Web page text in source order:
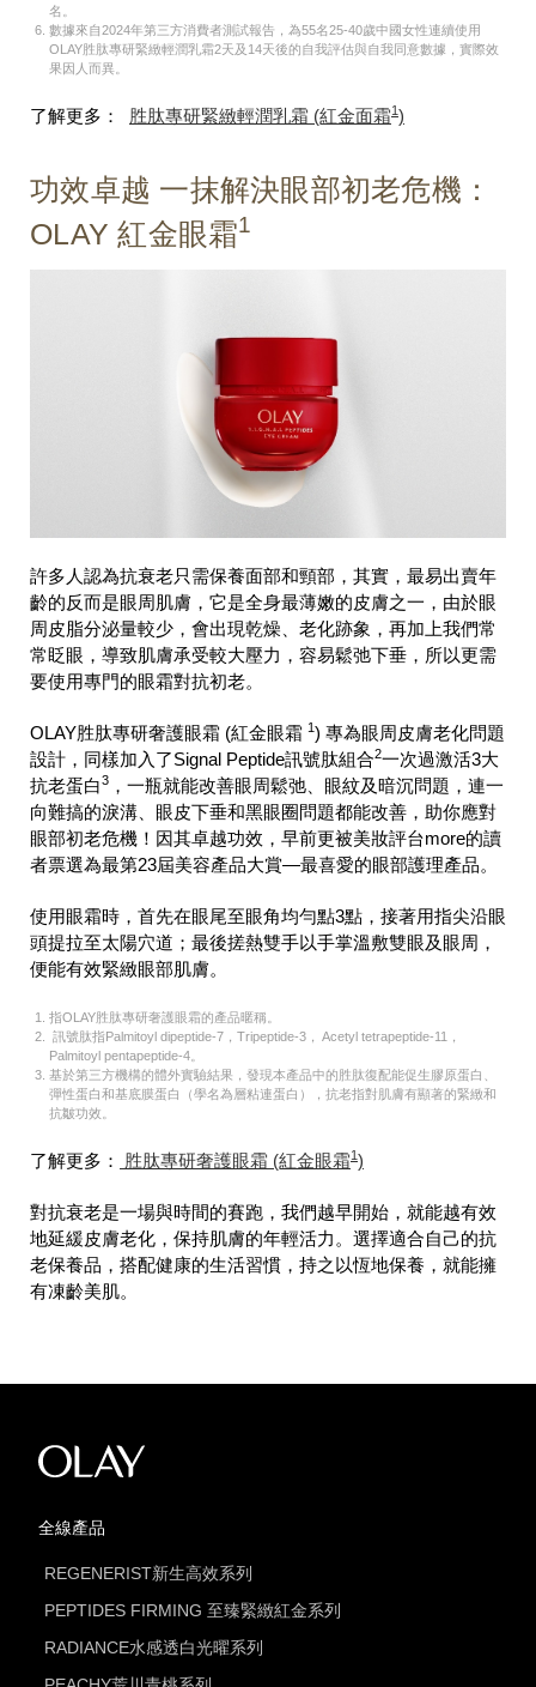
名。
數據來自2024年第三方消費者測試報告，為55名25-40歲中國女性連續使用
OLAY胜肽專研緊緻輕潤乳霜2天及14天後的自我評估與自我同意數據，實際效
果因人而異。
了解更多： 胜肽專研緊緻輕潤乳霜 (紅金面霜1)
功效卓越 一抹解決眼部初老危機：
OLAY 紅金眼霜1
許多人認為抗衰老只需保養面部和頸部，其實，最易出賣年
齡的反而是眼周肌膚，它是全身最薄嫩的皮膚之一，由於眼
周皮脂分泌量較少，會出現乾燥、老化跡象，再加上我們常
常眨眼，導致肌膚承受較大壓力，容易鬆弛下垂，所以更需
要使用專門的眼霜對抗初老。
OLAY胜肽專研奢護眼霜 (紅金眼霜 1) 專為眼周皮膚老化問題
設計，同樣加入了Signal Peptide訊號肽組合2一次過激活3大
抗老蛋白3 ，一瓶就能改善眼周鬆弛、眼紋及暗沉問題，連一
向難搞的淚溝、眼皮下垂和黑眼圈問題都能改善，助你應對
眼部初老危機！因其卓越功效，早前更被美妝評台more的讀
者票選為最第23屆美容產品大賞—最喜愛的眼部護理產品。
使用眼霜時，首先在眼尾至眼角均勻點3點，接著用指尖沿眼
頭提拉至太陽穴道；最後搓熱雙手以手掌溫敷雙眼及眼周，
便能有效緊緻眼部肌膚。
指OLAY胜肽專研奢護眼霜的產品暱稱。
訊號肽指Palmitoyl dipeptide-7，Tripeptide-3， Acetyl tetrapeptide-11，
Palmitoyl pentapeptide-4。
基於第三方機構的體外實驗結果，發現本產品中的胜肽復配能促生膠原蛋白、
彈性蛋白和基底膜蛋白（學名為層粘連蛋白），抗老指對肌膚有顯著的緊緻和
抗皺功效。
了解更多： 胜肽專研奢護眼霜 (紅金眼霜1)
對抗衰老是一場與時間的賽跑，我們越早開始，就能越有效
地延緩皮膚老化，保持肌膚的年輕活力。選擇適合自己的抗
老保養品，搭配健康的生活習慣，持之以恆地保養，就能擁
有凍齡美肌。
全線產品
REGENERIST新生高效系列
PEPTIDES FIRMING 至臻緊緻紅金系列
RADIANCE水感透白光曜系列